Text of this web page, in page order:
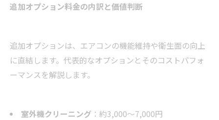
追加オプション料金の内訳と価値判断
追加オプションは、エアコンの機能維持や衛生面の向上
に直結します。代表的なオプションとそのコストパフォ
ーマンスを解説します。
室外機クリーニング：約3,000〜7,000円